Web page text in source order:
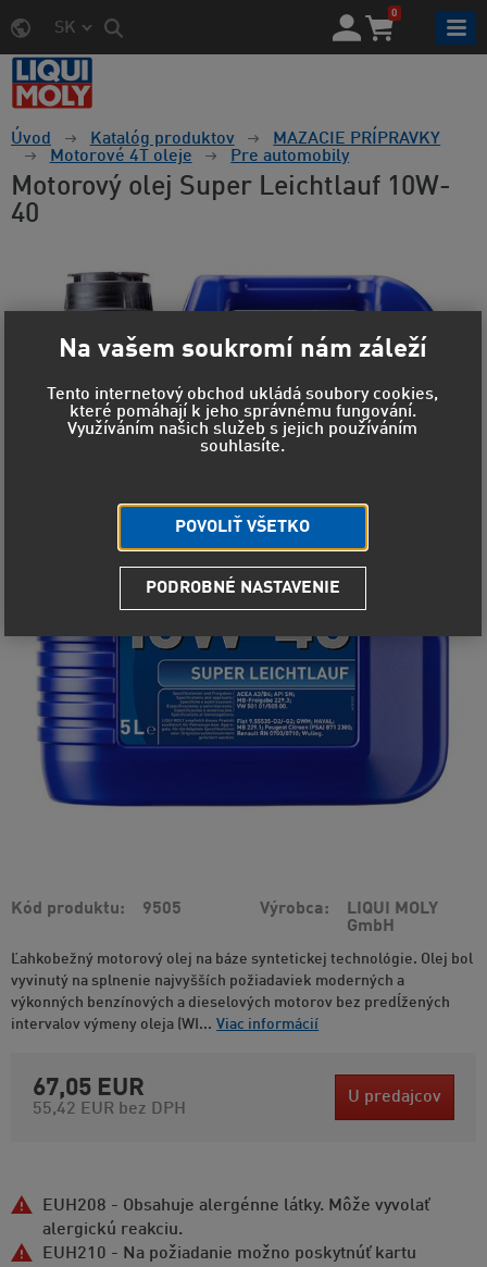
SK
0
Úvod Katalóg produktov
MAZACIE PRÍPRAVKY
Motorové 4T oleje
Pre automobily
Motorový olej Super Leichtlauf 10W-
40
Kód produktu 9505 Výrobca
LIQUI MOLY
GmbH
Ľahkobežný motorový olej na báze syntetickej technológie. Olej bol
vyvinutý na splnenie najvyšších požiadaviek moderných a
výkonných benzínových a dieselových motorov bez predĺžených
intervalov výmeny oleja (WI... Viac informácií
67,05 EUR
55,42 EUR bez DPH
U predajcov
EUH208 - Obsahuje alergénne látky. Môže vyvolať
alergickú reakciu.
EUH210 - Na požiadanie možno poskytnúť kartu
Na vašem soukromí nám záleží
Tento internetový obchod ukládá soubory cookies,
které pomáhají k jeho správnému fungování.
Využíváním našich služeb s jejich používáním
souhlasíte.
POVOLIŤ VŠETKO
PODROBNÉ NASTAVENIE